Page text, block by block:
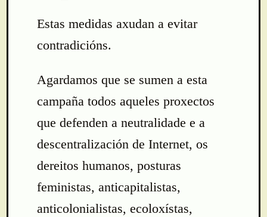
Estas medidas axudan a evitar
contradicións.
Agardamos que se sumen a esta
campaña todos aqueles proxectos
que defenden a neutralidade e a
descentralización de Internet, os
dereitos humanos, posturas
feministas, anticapitalistas,
anticolonialistas, ecoloxístas,